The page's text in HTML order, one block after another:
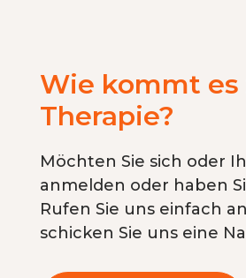
Wie kommt es
Therapie?
Möchten Sie sich oder
anmelden oder haben
Rufen Sie uns einfach
schicken Sie uns eine